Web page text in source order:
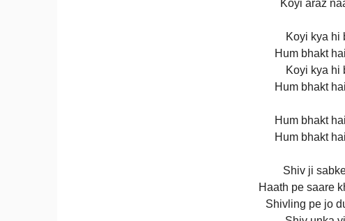
Koyi araz
Koyi kya hi
Hum bhakt
Koyi kya hi
Hum bhakt
Hum bhakt
Hum bhakt
Shiv ji
Haath pe saare
Shivling pe jo